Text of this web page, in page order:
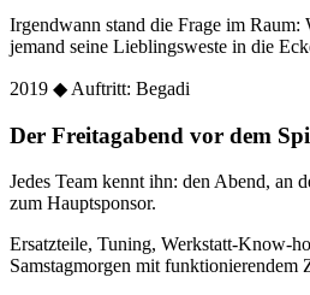
Irgendwann stand die Frage im
jemand seine Lieblingsweste in die
2019 ◆ Auftritt: Begadi
Der Freitagabend vor dem
Jedes Team kennt ihn: den Abend, an
zum Hauptsponsor.
Ersatzteile, Tuning, Werkstatt-Know-
Samstagmorgen mit funktionierendem